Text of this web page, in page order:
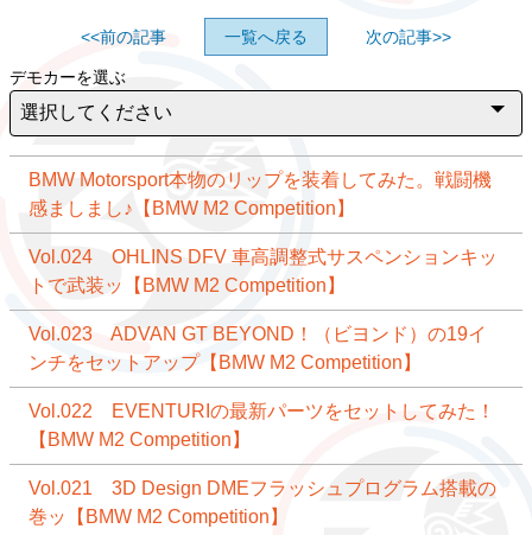
デモカーを選ぶ
BMW Motorsport本物のリップを装着してみた。戦闘機
感ましまし♪【BMW M2 Competition】
Vol.024 OHLINS DFV 車高調整式サスペンションキッ
トで武装ッ【BMW M2 Competition】
Vol.023 ADVAN GT BEYOND！（ビヨンド）の19イ
ンチをセットアップ【BMW M2 Competition】
Vol.022 EVENTURIの最新パーツをセットしてみた！
【BMW M2 Competition】
Vol.021 3D Design DMEフラッシュプログラム搭載の
巻ッ【BMW M2 Competition】
<<前の記事 一覧へ戻る 次の記事>>